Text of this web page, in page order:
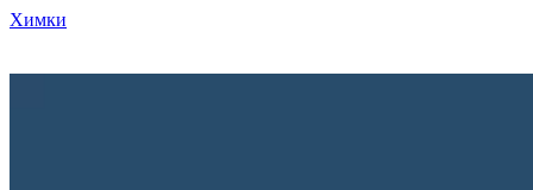
Химки